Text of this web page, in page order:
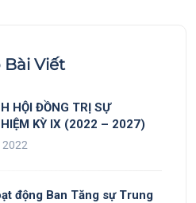
Bài Viết
HỘI ĐỒNG TRỊ SỰ
KỲ IX (2022 – 2027)
2022
động Ban Tăng sự Trung